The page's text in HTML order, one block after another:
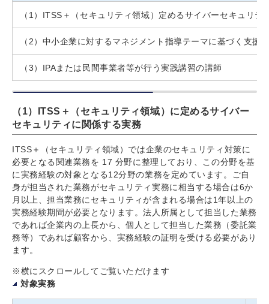
（1） ITSS ＋（セキュリティ領域） 定めるサイバーセキュリテ
（2）中小企業に対するマネジメント指導テーマに基づく支援
（3）IPAまたは民間事業者等が行う実践講習の講師
（1）ITSS＋（セキュリティ領域）に定めるサイバー
セキュリティに関係する実務
ITSS＋（セキュリティ領域）では企業のセキュリティ対策に
必要となる関連業務を 17 分野に整理しており、この分野を基
に実務経験の対象となる12分野の業務を定めています。ご自
身が担当された業務がセキュリティ実務に相当する場合は6か
月以上、担当業務にセキュリティが含まれる場合は1年以上の
実務経験期間が必要となります。法人所属として担当した業務
であれば企業内の上長から、個人として担当した業務（委託業
務等）であれば顧客から、実務経験の証明を受ける必要があり
ます。
※横にスクロールしてご覧いただけます
対象実務